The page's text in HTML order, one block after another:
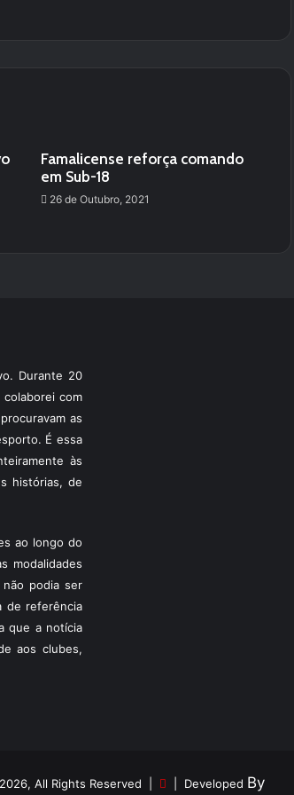
Famalicense reforça comando
em Sub-18
26 de Outubro, 2021
Durante 20
com
as
É essa
às
histórias, de
ao longo do
modalidades
podia ser
de referência
que a notícia
aos clubes,
All Rights Reserved | | Developed By